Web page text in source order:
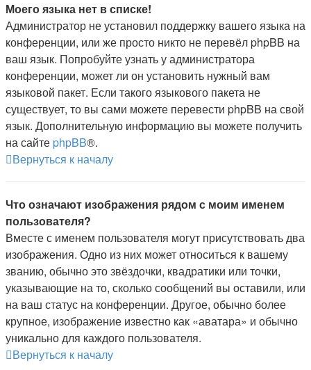
Моего языка нет в списке!
Администратор не установил поддержку вашего языка на
конференции, или же просто никто не перевёл phpBB на
ваш язык. Попробуйте узнать у администратора
конференции, может ли он установить нужный вам
языковой пакет. Если такого языкового пакета не
существует, то вы сами можете перевести phpBB на свой
язык. Дополнительную информацию вы можете получить
на сайте phpBB®.
Вернуться к началу
Что означают изображения рядом с моим именем
пользователя?
Вместе с именем пользователя могут присутствовать два
изображения. Одно из них может относиться к вашему
званию, обычно это звёздочки, квадратики или точки,
указывающие на то, сколько сообщений вы оставили, или
на ваш статус на конференции. Другое, обычно более
крупное, изображение известно как «аватара» и обычно
уникально для каждого пользователя.
Вернуться к началу